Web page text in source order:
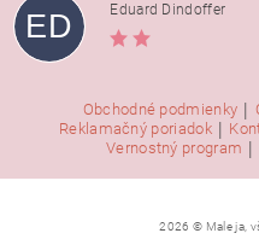
ED Eduard Dindoffer
Obchodné podmienky |
Reklamačný poriadok |
Vernostný program |
2026 © Male ja,